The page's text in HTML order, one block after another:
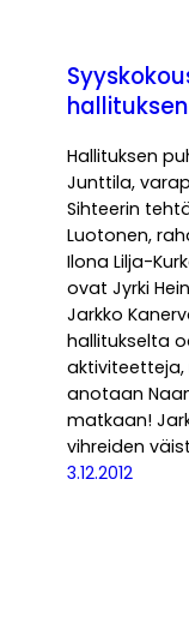
hallituksen
Hallituksen
Junttila,
Sihteerin
Luotonen,
Ilona Lilja-
ovat Jyrki
Jarkko
hallitukselta
aktiviteetteja,
anotaan
matkaan!
vihreiden
3.12.2012